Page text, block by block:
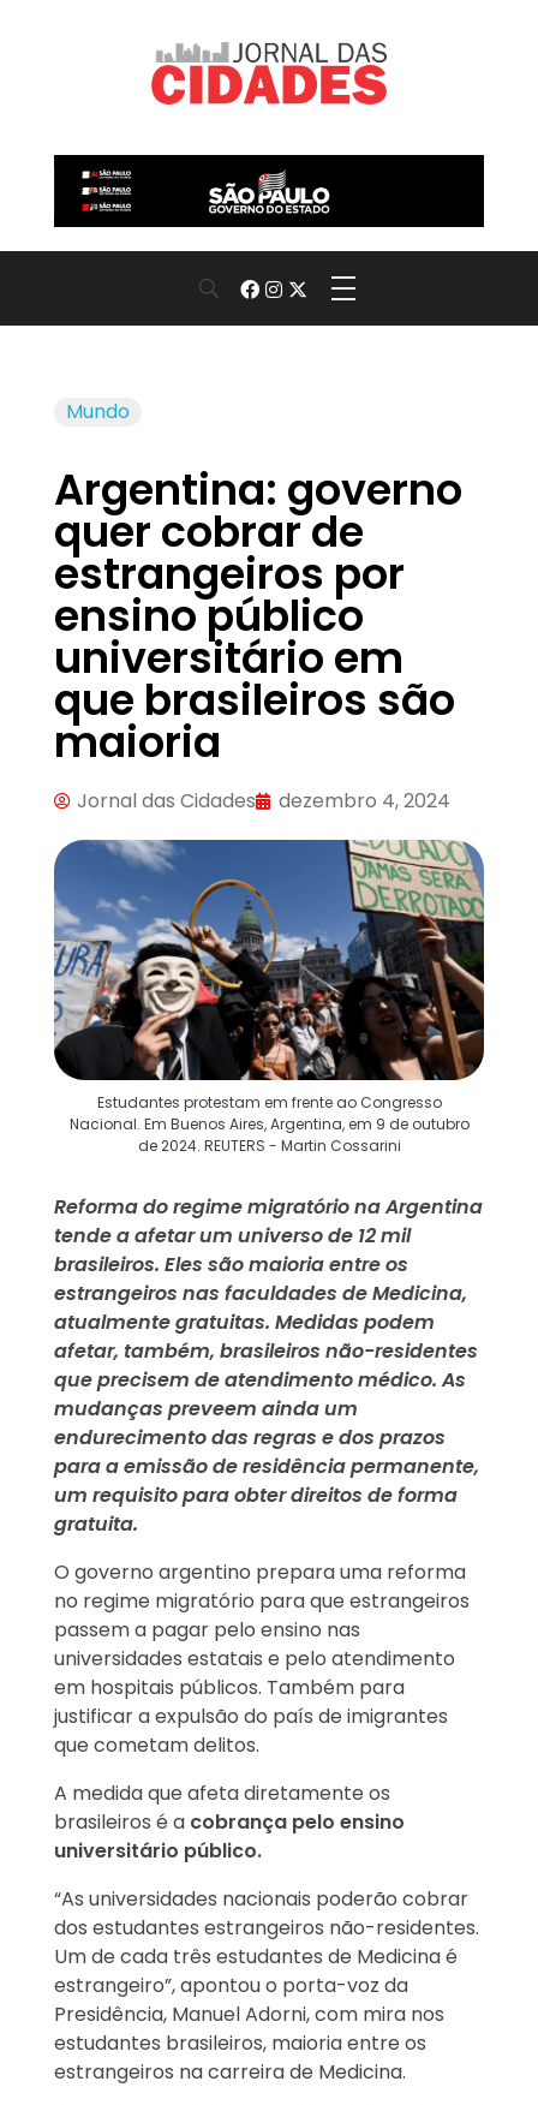
Mundo
Argentina: governo
quer cobrar de
estrangeiros por
ensino público
universitário em
que brasileiros são
maioria
Jornal das Cidades dezembro 4, 2024
Estudantes protestam em frente ao Congresso
Nacional. Em Buenos Aires, Argentina, em 9 de outubro
de 2024. REUTERS - Martin Cossarini
Reforma do regime migratório na Argentina
tende a afetar um universo de 12 mil
brasileiros. Eles são maioria entre os
estrangeiros nas faculdades de Medicina,
atualmente gratuitas. Medidas podem
afetar, também, brasileiros não-residentes
que precisem de atendimento médico. As
mudanças preveem ainda um
endurecimento das regras e dos prazos
para a emissão de residência permanente,
um requisito para obter direitos de forma
gratuita.
O governo argentino prepara uma reforma
no regime migratório para que estrangeiros
passem a pagar pelo ensino nas
universidades estatais e pelo atendimento
em hospitais públicos. Também para
justificar a expulsão do país de imigrantes
que cometam delitos.
A medida que afeta diretamente os
brasileiros é a cobrança pelo ensino
universitário público.
“As universidades nacionais poderão cobrar
dos estudantes estrangeiros não-residentes.
Um de cada três estudantes de Medicina é
estrangeiro”, apontou o porta-voz da
Presidência, Manuel Adorni, com mira nos
estudantes brasileiros, maioria entre os
estrangeiros na carreira de Medicina.